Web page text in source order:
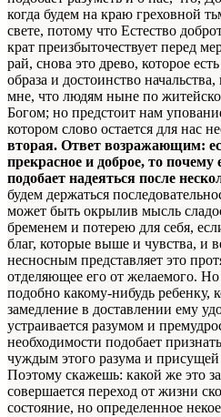
когда будем на краю греховной
свете, потому что Естество
крат преизбыточествует перед
рай, снова это древо, которое
образа и достоинство
мне, что людям ныне по
Богом; но предстоит нам
котором слово остается для нас
вторая. Ответ возражающим:
прекрасное и доброе, то
подобает надеяться после
будем держаться
может быть окрылив мысль
бременем и потерею для себя,
благ, которые выше и чувства, и
несносным представляет это
отделяющее его от желаемого. Но
подобно какому-нибудь ребенку,
замедление в доставлении ему
устраивается разумом и
необходимости подобает
чуждым этого разума и
Поэтому скажешь: какой же это
совершается переход от жизни
состояние, но определенное